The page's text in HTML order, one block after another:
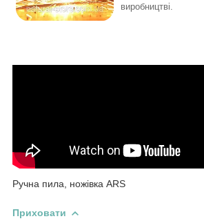
виробництві.
Ручна пила, ножівка ARS
Приховати